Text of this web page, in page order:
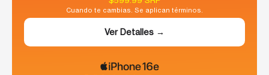
Cuando te cambias. Se aplican términos.
Ver Detalles →